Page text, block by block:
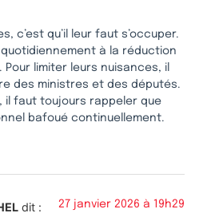
c’est qu’il leur faut s’occuper.
à la réduction
limiter leurs nuisances, il
des ministres et des députés.
il faut toujours rappeler que
bafoué continuellement.
dit : 27 janvier 2026 à 19h29